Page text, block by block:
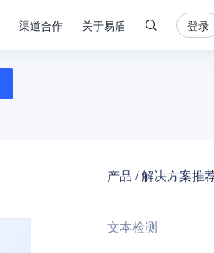
渠道合作 关于易盾
安
全
登录
产品 / 解决方案推
文本检测